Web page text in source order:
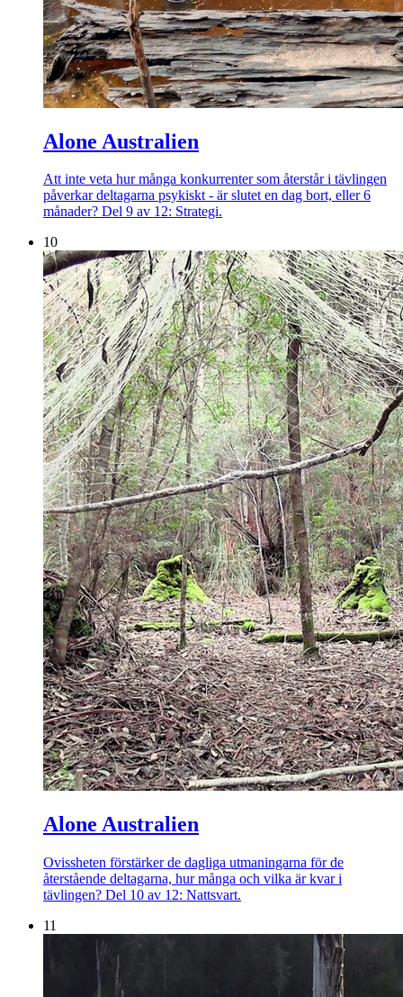
Alone Australien
Att inte veta hur många konkurrenter som återstår i tävlingen
påverkar deltagarna psykiskt - är slutet en dag bort, eller 6
månader? Del 9 av 12: Strategi.
10
Alone Australien
Ovissheten förstärker de dagliga utmaningarna för de
återstående deltagarna, hur många och vilka är kvar i
tävlingen? Del 10 av 12: Nattsvart.
11